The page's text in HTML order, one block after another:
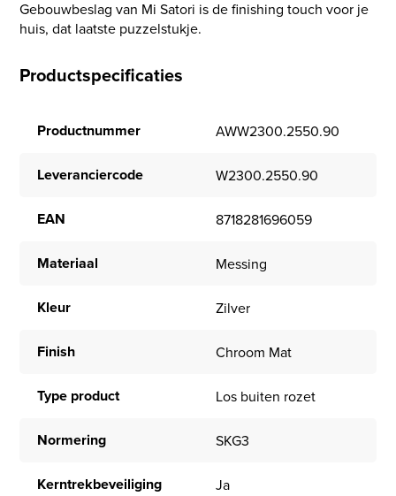
Gebouwbeslag van Mi Satori is de finishing touch voor je
huis, dat laatste puzzelstukje.
Productspecificaties
Productnummer AWW2300.2550.90
Leveranciercode W2300.2550.90
EAN 8718281696059
Materiaal Messing
Kleur Zilver
Finish Chroom Mat
Type product Los buiten rozet
Normering SKG3
Kerntrekbeveiliging Ja